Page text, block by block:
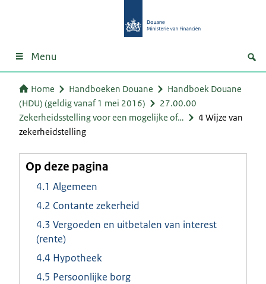
Menu
Home Handboeken Douane
Handboek Douane
(HDU) (geldig vanaf 1 mei 2016)
27.00.00
Zekerheidsstelling voor een mogelijke of…
4 Wijze van
zekerheidstelling
Op deze pagina
4.1 Algemeen
4.2 Contante zekerheid
4.3 Vergoeden en uitbetalen van interest
(rente)
4.4 Hypotheek
4.5 Persoonlijke borg